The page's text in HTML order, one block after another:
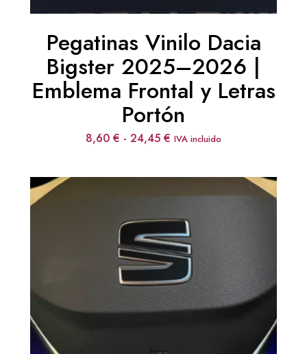
Pegatinas Vinilo Dacia
Bigster 2025–2026 |
Emblema Frontal y Letras
Portón
8,60 € - 24,45 € Rango
hasta
24,45 €
IVA incluido